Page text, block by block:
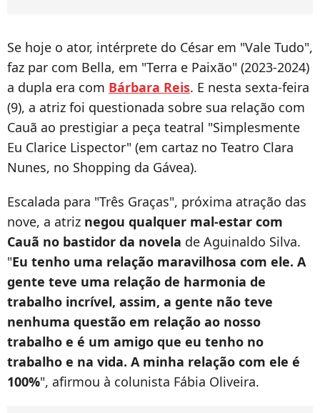
Se hoje o ator, intérprete do César em "Vale Tudo",
faz par com Bella, em "Terra e Paixão" (2023-2024)
a dupla era com Bárbara Reis. E nesta sexta-feira
(9), a atriz foi questionada sobre sua relação com
Cauã ao prestigiar a peça teatral "Simplesmente
Eu Clarice Lispector" (em cartaz no Teatro Clara
Nunes, no Shopping da Gávea).
Escalada para "Três Graças", próxima atração das
nove, a atriz negou qualquer mal-estar com
Cauã no bastidor da novela de Aguinaldo Silva.
"Eu tenho uma relação maravilhosa com ele. A
gente teve uma relação de harmonia de
trabalho incrível, assim, a gente não teve
nenhuma questão em relação ao nosso
trabalho e é um amigo que eu tenho no
trabalho e na vida. A minha relação com ele é
100%", afirmou à colunista Fábia Oliveira.